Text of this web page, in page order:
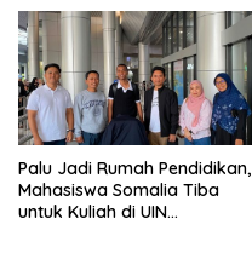
Palu Jadi Rumah Pendidikan,
Mahasiswa Somalia Tiba
untuk Kuliah di UIN